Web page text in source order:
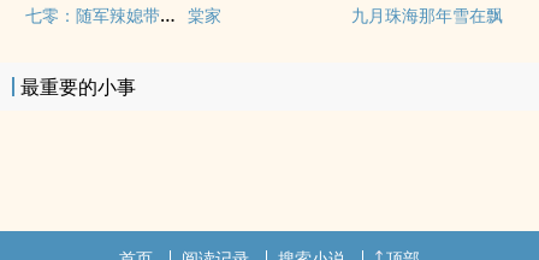
七零：随军辣媳带飞大院暴富逆袭 棠家 九月珠海那年雪在飘
最重要的小事